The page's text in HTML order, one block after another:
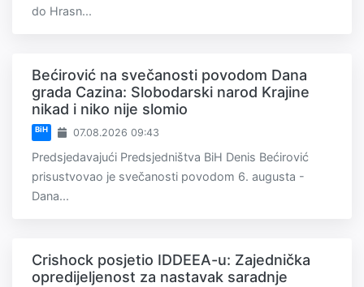
do Hrasn...
Bećirović na svečanosti povodom Dana
grada Cazina: Slobodarski narod Krajine
nikad i niko nije slomio
BiH 07.08.2026 09:43
Predsjedavajući Predsjedništva BiH Denis Bećirović
prisustvovao je svečanosti povodom 6. augusta -
Dana...
Crishock posjetio IDDEEA-u: Zajednička
opredijeljenost za nastavak saradnje